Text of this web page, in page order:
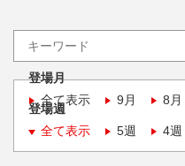
登場月
全て表示
9月 8月
登場週
全て表示
5週 4週